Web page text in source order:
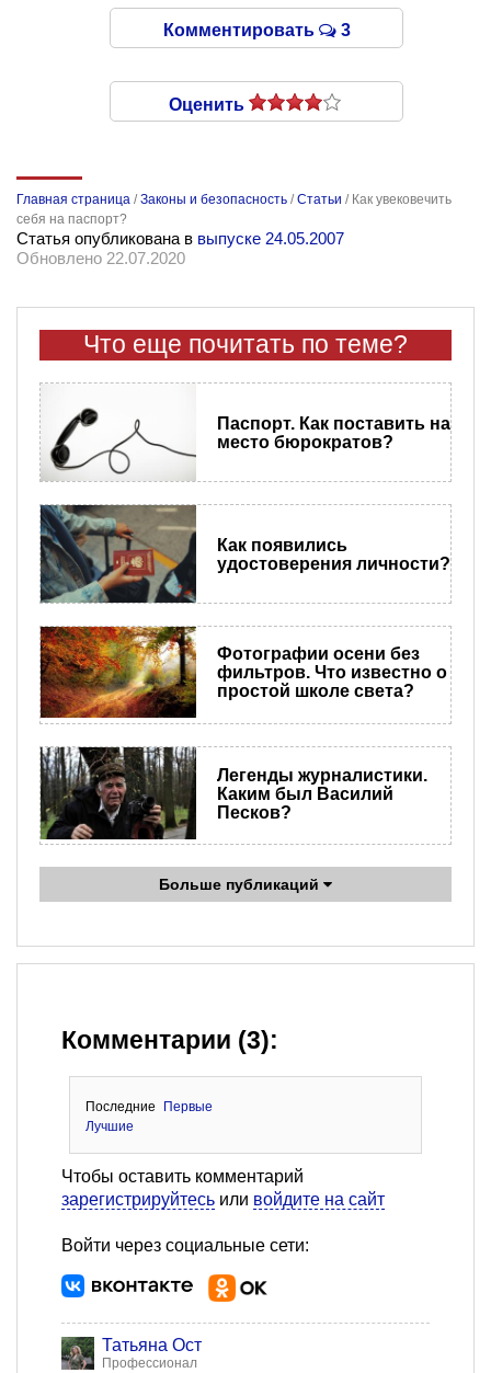
Комментировать 3
Оценить
Главная страница /Законы и безопасность /Статьи / Как увековечить
себя на паспорт?
Статья опубликована в выпуске 24.05.2007
Обновлено 22.07.2020
Что еще почитать по теме?
Паспорт. Как поставить на
место бюрократов?
Как появились
удостоверения личности?
Фотографии осени без
фильтров. Что известно о
простой школе света?
Легенды журналистики.
Каким был Василий
Песков?
Больше публикаций
Комментарии (3):
Последние
Первые
Лучшие
Чтобы оставить комментарий
зарегистрируйтесь или войдите на сайт
Войти через социальные сети:
Татьяна Ост
Профессионал